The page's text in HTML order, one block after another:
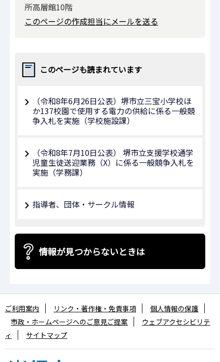
所高層館10階
このページの作成担当にメールを送る
このページも読まれています
（令和8年6月26日公表）堺市立三宝小学校ほ
か137校園で使用する電力の供給に係る一般競
争入札を実施（学校施設課）
（令和8年7⽉10⽇公表） 堺市立支援学校通学
児童生徒送迎業務（X）に係る⼀般競争⼊札を
実施（学務課）
指導者、団体・サークル情報
情報が見つからないときは
ご利用案内 リンク・著作権・免責事項
個人情報の保護
市政・ホームページへのご意見ご提案
ウェブアクセシビリテ
ィ
サイトマップ